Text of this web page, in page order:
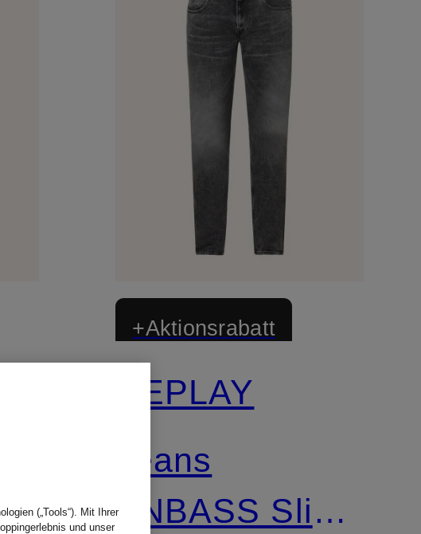
+Aktionsrabatt
REPLAY
Jeans
ANBASS Slim
(„Tools“). Mit Ihrer
und unser